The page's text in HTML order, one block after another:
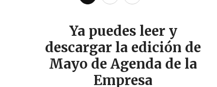
Ya puedes leer y
descargar la edición de
Mayo de Agenda de la
Empresa